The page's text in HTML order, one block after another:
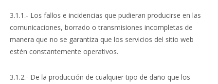
3.1.1.- Los fallos e incidencias que pudieran producirse en las
comunicaciones, borrado o transmisiones incompletas de
manera que no se garantiza que los servicios del sitio web
estén constantemente operativos.
3.1.2.- De la producción de cualquier tipo de daño que los